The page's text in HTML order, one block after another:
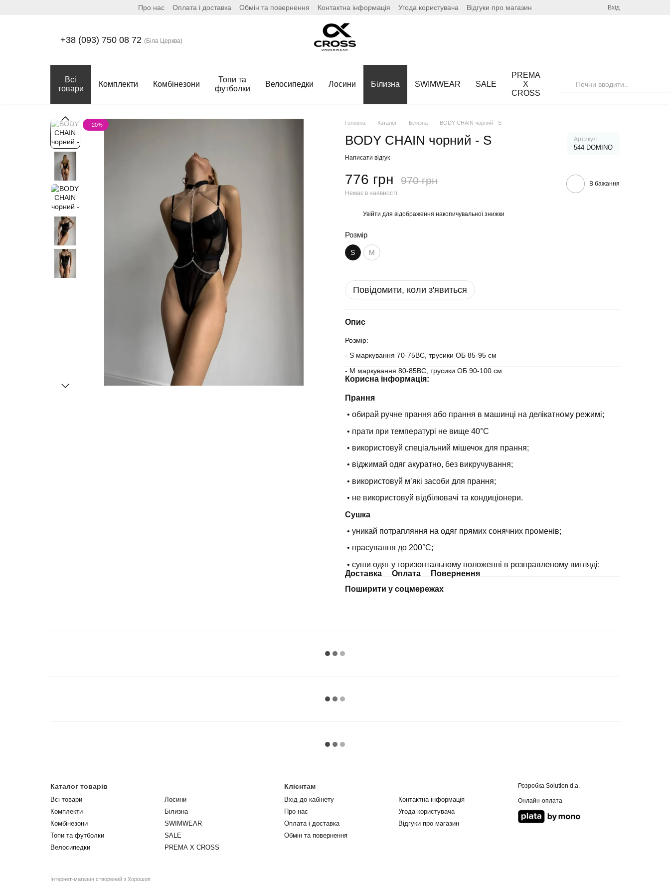
Про нас Оплата і доставка Обмін та повернення Контактна інформація Угода користувача Відгуки про магазин Вхід
+38 (093) 750 08 72 (Біла Церква)
Всі
товари
Комплекти Комбінезони
Топи та
футболки
Велосипедки Лосини Білизна SWIMWEAR SALE
PREMA
X
CROSS
−20% Головна Каталог Білизна BODY CHAIN чорний - S
BODY CHAIN чорний - S Артикул
544 DOMINO
Написати відгук
776 грн 970 грн
Немає в наявності
В бажання
Увійти для відображення накопичувальної знижки
Розмір
S M
Повідомити, коли з'явиться
Опис
Розмір:
- S маркування 70-75ВС, трусики ОБ 85-95 см
- М маркування 80-85ВС, трусики ОБ 90-100 см
Корисна інформація:
Прання
• обирай ручне прання або прання в машинці на делікатному режимі;
• прати при температурі не вище 40°С
• використовуй спеціальний мішечок для прання;
• віджимай одяг акуратно, без викручування;
• використовуй мʼякі засоби для прання;
• не використовуй відбілювачі та кондиціонери.
Сушка
• уникай потрапляння на одяг прямих сонячних променів;
• прасування до 200°С;
• суши одяг у горизонтальному положенні в розправленому вигляді;
Доставка
Оплата
Повернення
Поширити у соцмережах
Каталог товарів
Всі товари
Комплекти
Комбінезони
Топи та футболки
Велосипедки
Лосини
Білизна
SWIMWEAR
SALE
PREMA X CROSS
Інтернет-магазин створений з Хорошоп
Клієнтам
Вхід до кабінету
Про нас
Оплата і доставка
Обмін та повернення
Контактна інформація
Угода користувача
Відгуки про магазин
Розробка Solution d.a.
Онлайн-оплата